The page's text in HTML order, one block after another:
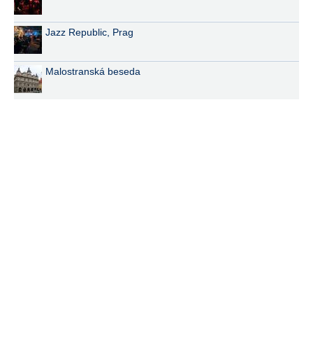
Jazz Republic, Prag
Malostranská beseda